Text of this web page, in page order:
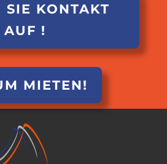
SIE KONTAKT
AUF !
MIETEN!